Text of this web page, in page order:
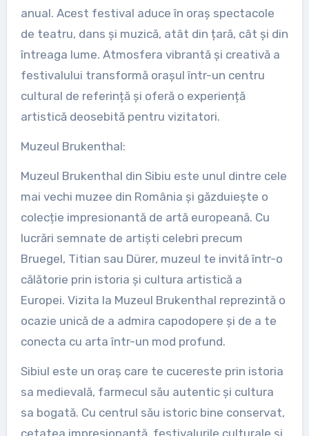
anual. Acest festival aduce în oraș spectacole
de teatru, dans și muzică, atât din țară, cât și din
întreaga lume. Atmosfera vibrantă și creativă a
festivalului transformă orașul într-un centru
cultural de referință și oferă o experiență
artistică deosebită pentru vizitatori.
Muzeul Brukenthal:
Muzeul Brukenthal din Sibiu este unul dintre cele
mai vechi muzee din România și găzduiește o
colecție impresionantă de artă europeană. Cu
lucrări semnate de artiști celebri precum
Bruegel, Titian sau Dürer, muzeul te invită într-o
călătorie prin istoria și cultura artistică a
Europei. Vizita la Muzeul Brukenthal reprezintă o
ocazie unică de a admira capodopere și de a te
conecta cu arta într-un mod profund.
Sibiul este un oraș care te cucereste prin istoria
sa medievală, farmecul său autentic și cultura
sa bogată. Cu centrul său istoric bine conservat,